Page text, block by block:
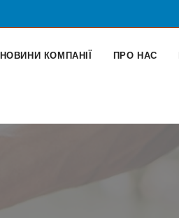
НОВИНИ КОМПАНІЇ ПРО НАС